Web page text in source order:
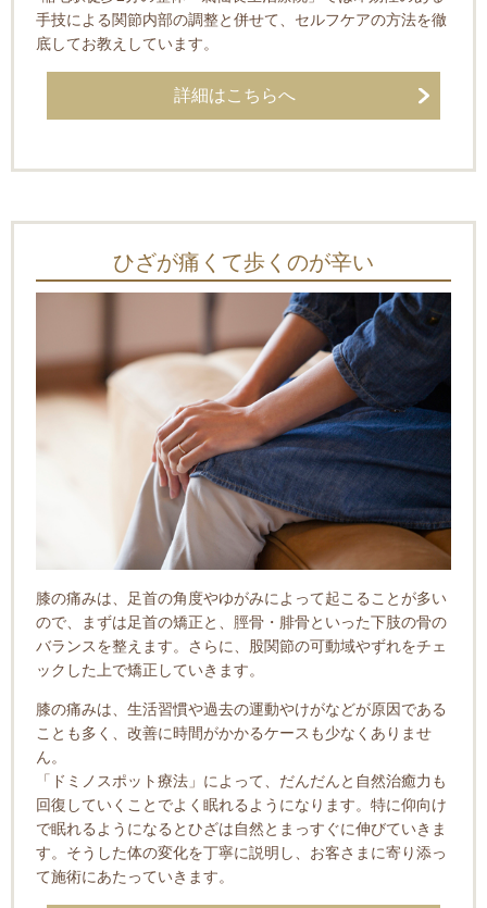
手技による関節内部の調整と併せて、セルフケアの方法を徹
底してお教えしています。
詳細はこちらへ
ひざが痛くて歩くのが辛い
膝の痛みは、足首の角度やゆがみによって起こることが多い
ので、まずは足首の矯正と、脛骨・腓骨といった下肢の骨の
バランスを整えます。さらに、股関節の可動域やずれをチェ
ックした上で矯正していきます。
膝の痛みは、生活習慣や過去の運動やけがなどが原因である
ことも多く、改善に時間がかかるケースも少なくありませ
ん。
「ドミノスポット療法」によって、だんだんと自然治癒力も
回復していくことでよく眠れるようになります。特に仰向け
で眠れるようになるとひざは自然とまっすぐに伸びていきま
す。そうした体の変化を丁寧に説明し、お客さま に寄り添っ
て施術にあたっていきます。